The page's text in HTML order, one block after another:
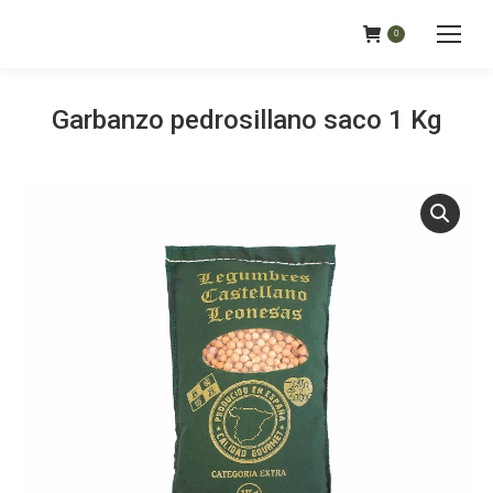
0
Garbanzo pedrosillano saco 1 Kg